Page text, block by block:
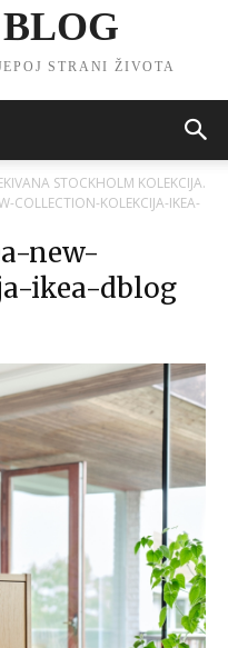
STRANI ŽIVOTA
STOCKHOLM KOLEKCIJA.
COLLECTION-KOLEKCIJA-IKEA-
new-
ikea-dblog